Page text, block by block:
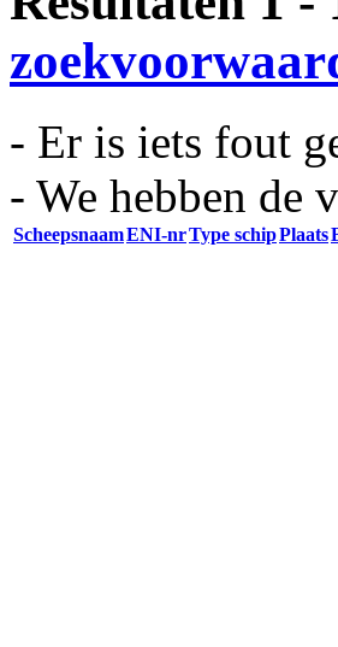
- Er is iets fout
- We hebben de
ScheepsnaamENI-nrType schipPlaats